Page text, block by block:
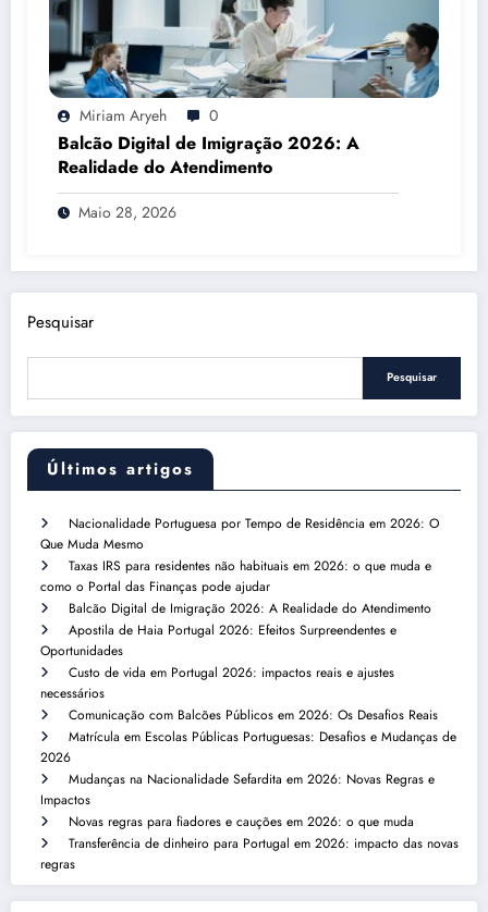
Miriam Aryeh 0
Balcão Digital de Imigração 2026: A
Realidade do Atendimento
Maio 28, 2026
Pesquisar
Pesquisar
Últimos artigos
Nacionalidade Portuguesa por Tempo de Residência em 2026: O
Que Muda Mesmo
Taxas IRS para residentes não habituais em 2026: o que muda e
como o Portal das Finanças pode ajudar
Balcão Digital de Imigração 2026: A Realidade do Atendimento
Apostila de Haia Portugal 2026: Efeitos Surpreendentes e
Oportunidades
Custo de vida em Portugal 2026: impactos reais e ajustes
necessários
Comunicação com Balcões Públicos em 2026: Os Desafios Reais
Matrícula em Escolas Públicas Portuguesas: Desafios e Mudanças de
2026
Mudanças na Nacionalidade Sefardita em 2026: Novas Regras e
Impactos
Novas regras para fiadores e cauções em 2026: o que muda
Transferência de dinheiro para Portugal em 2026: impacto das novas
regras